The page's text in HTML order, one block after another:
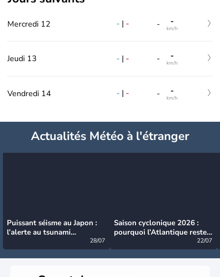
Mercredi 12 - | - - -
km/h
Jeudi 13 - | - - -
km/h
Vendredi 14 - | - - -
km/h
Actualités Météo à l'étranger
Puissant séisme au Japon :
l’alerte au tsunami
28/07
Saison cyclonique 2026 :
pourquoi l’Atlantique reste
22/07